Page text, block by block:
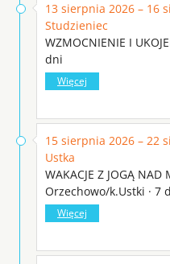
13 sierpnia 2026 – 16
Studzieniec
WZMOCNIENIE I
dni
Więcej
15 sierpnia 2026 – 22
Ustka
WAKACJE Z JOGĄ NAD
Orzechowo/k.Ustki · 7
Więcej